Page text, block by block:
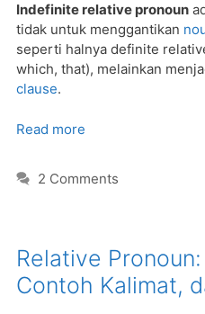
Indefinite relative pronoun
tidak untuk menggantikan
seperti halnya definite
which, that), melainkan
clause.
Read more
2 Comments
Relative
Contoh Kalimat,